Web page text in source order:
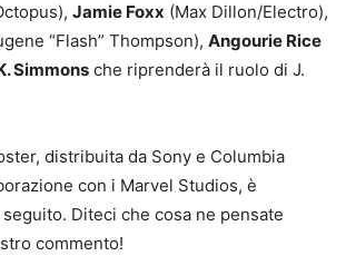
Jamie Foxx (Max Dillon/Electro),
“Flash” Thompson), Angourie Rice
Simmons che riprenderà il ruolo di J.
distribuita da Sony e Columbia
con i Marvel Studios, è
Diteci che cosa ne pensate
commento!